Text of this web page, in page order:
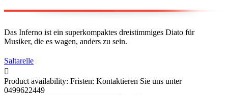
Das Inferno ist ein superkompaktes dreistimmiges Diato für
Musiker, die es wagen, anders zu sein.
Saltarelle

Product availability: Fristen: Kontaktieren Sie uns unter
0499622449